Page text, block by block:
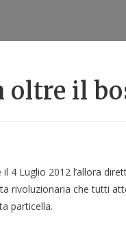
oltre il
4 Luglio 2012 l’allora
rivoluzionaria che tutti
particella.